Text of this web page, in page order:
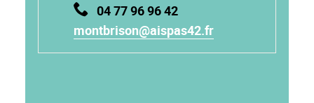
04 77 96 96 42
montbrison@aispas42.fr